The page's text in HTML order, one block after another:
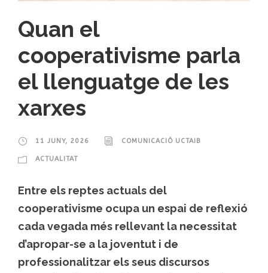
Quan el
cooperativisme parla
el llenguatge de les
xarxes
11 JUNY, 2026 COMUNICACIÓ UCTAIB
ACTUALITAT
Entre els reptes actuals del
cooperativisme ocupa un espai de reflexió
cada vegada més rellevant la necessitat
d’apropar-se a la joventut i de
professionalitzar els seus discursos